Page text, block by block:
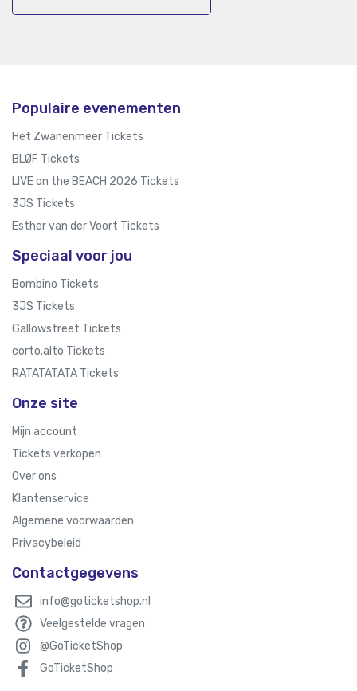
Populaire evenementen
Het Zwanenmeer Tickets
BLØF Tickets
LIVE on the BEACH 2026 Tickets
3JS Tickets
Esther van der Voort Tickets
Speciaal voor jou
Bombino Tickets
3JS Tickets
Gallowstreet Tickets
corto.alto Tickets
RATATATATA Tickets
Onze site
Mijn account
Tickets verkopen
Over ons
Klantenservice
Algemene voorwaarden
Privacybeleid
Contactgegevens
info@goticketshop.nl
Veelgestelde vragen
@GoTicketShop
GoTicketShop